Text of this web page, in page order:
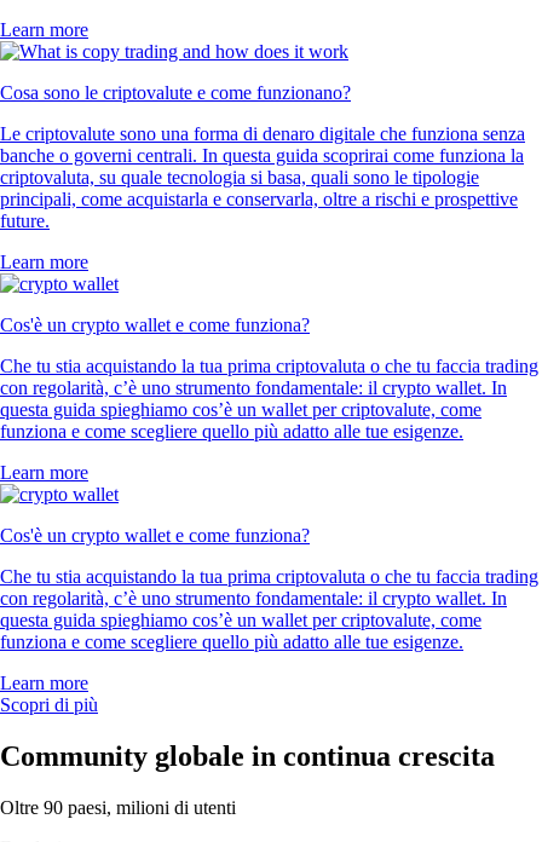
Learn more
Cosa sono le criptovalute e come funzionano?
Le criptovalute sono una forma di denaro digitale che funziona senza
banche o governi centrali. In questa guida scoprirai come funziona la
criptovaluta, su quale tecnologia si basa, quali sono le tipologie
principali, come acquistarla e conservarla, oltre a rischi e prospettive
future.
Learn more
Cos'è un crypto wallet e come funziona?
Che tu stia acquistando la tua prima criptovaluta o che tu faccia trading
con regolarità, c’è uno strumento fondamentale: il crypto wallet. In
questa guida spieghiamo cos’è un wallet per criptovalute, come
funziona e come scegliere quello più adatto alle tue esigenze.
Learn more
Cos'è un crypto wallet e come funziona?
Che tu stia acquistando la tua prima criptovaluta o che tu faccia trading
con regolarità, c’è uno strumento fondamentale: il crypto wallet. In
questa guida spieghiamo cos’è un wallet per criptovalute, come
funziona e come scegliere quello più adatto alle tue esigenze.
Learn more
Scopri di più
Community globale in continua crescita
Oltre 90 paesi, milioni di utenti